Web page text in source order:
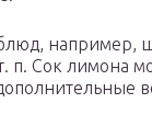
например,
п. Сок лимона